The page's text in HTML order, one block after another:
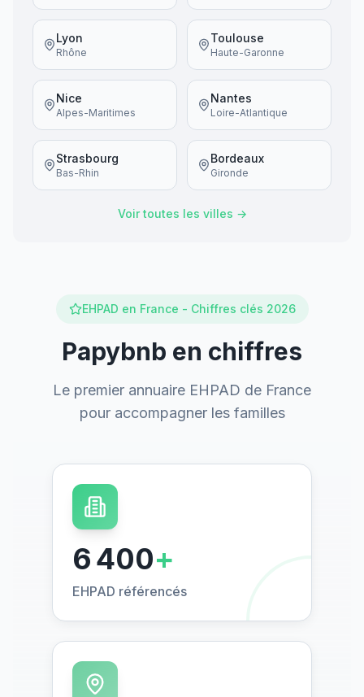
Lyon
Rhône
Toulouse
Haute-Garonne
Nice
Alpes-Maritimes
Nantes
Loire-Atlantique
Strasbourg
Bas-Rhin
Bordeaux
Gironde
Voir toutes les villes →
EHPAD en France - Chiffres clés 2026
Papybnb en chiffres
Le premier annuaire EHPAD de France
pour accompagner les familles
6 400+
EHPAD référencés